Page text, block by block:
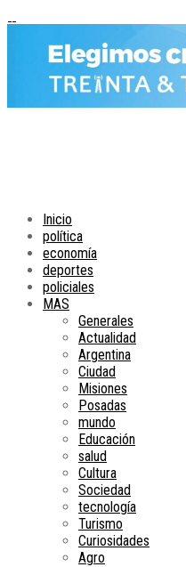
Inicio
política
economía
deportes
policiales
MAS
Generales
Actualidad
Argentina
Ciudad
Misiones
Posadas
mundo
Educación
salud
Cultura
Sociedad
tecnología
Turismo
Curiosidades
Agro